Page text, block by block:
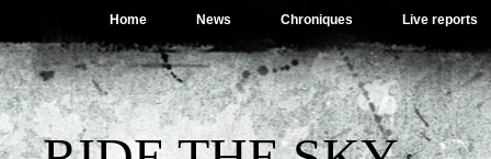
Home News Chroniques Live reports